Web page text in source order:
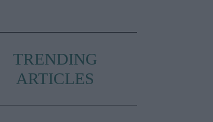
TRENDING
ARTICLES